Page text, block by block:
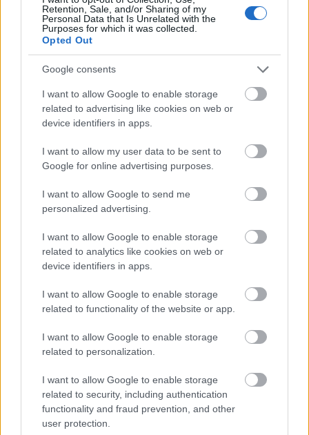
Retention, Sale, and/or Sharing of my
Personal Data that Is Unrelated with the
Purposes for which it was collected.
Opted Out
Google consents
I want to allow Google to enable storage
related to advertising like cookies on web or
device identifiers in apps.
I want to allow my user data to be sent to
Google for online advertising purposes.
I want to allow Google to send me
personalized advertising.
I want to allow Google to enable storage
related to analytics like cookies on web or
device identifiers in apps.
I want to allow Google to enable storage
related to functionality of the website or app.
I want to allow Google to enable storage
related to personalization.
I want to allow Google to enable storage
related to security, including authentication
functionality and fraud prevention, and other
user protection.
Város-Teampannon Kereskedelmi és Szolgáltató Kft.
parkfelújítás
Újragondolják Lipótváros rejtett, zöld parkját
Indulhat a Honvéd tér megújításának tervezése, ahol a
klímatudatos gondolkodás és a helyi identitás erősítése kerül a
Történelmi táj, amelynek minden köve
mesél – megújul a tatai Angolkert
M1 bővítés: már zajlik a teljesen új
Bicske Kelet csomópont építése
Új gyalogosátkelők és jelzőlámpás
csomópont épül Angyalföldön